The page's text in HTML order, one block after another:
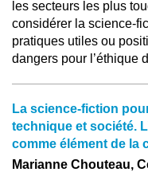
les secteurs les plus
considérer la science-
pratiques utiles ou
dangers pour l’éthique
La science-fiction
technique et société.
comme élément de la
Marianne Chouteau,